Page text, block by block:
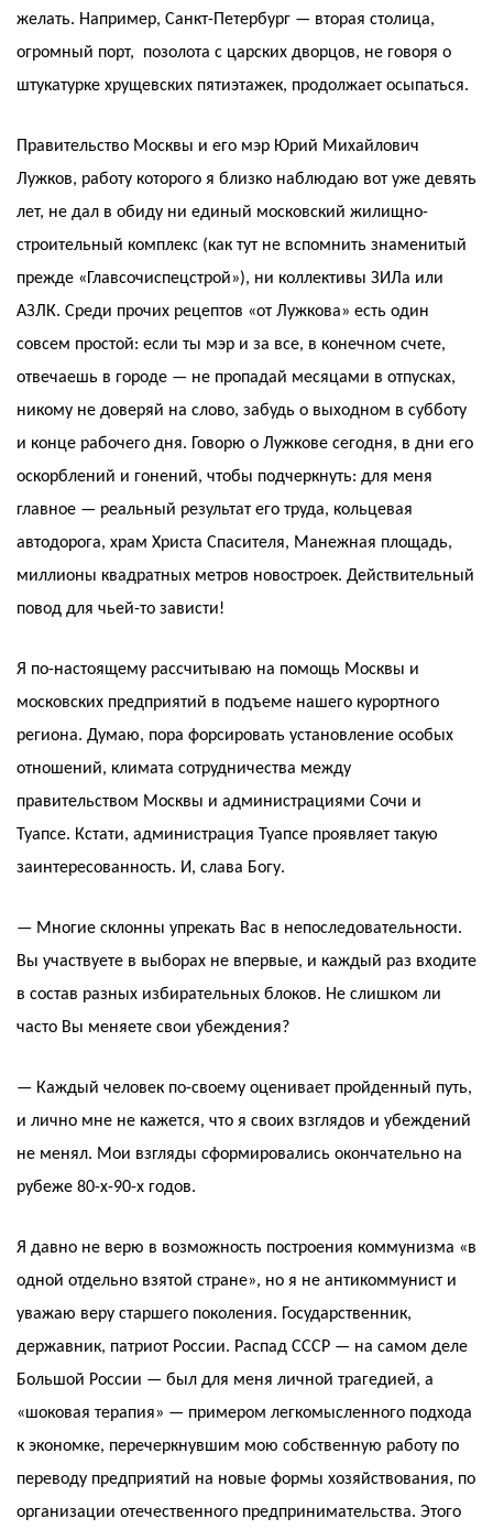
желать. Например, Санкт-Петербург — вторая столица,
огромный порт, позолота с царских дворцов, не говоря о
штукатурке хрущевских пятиэтажек, продолжает осыпаться.
Правительство Москвы и его мэр Юрий Михайлович
Лужков, работу которого я близко наблюдаю вот уже девять
лет, не дал в обиду ни единый московский жилищно-
строительный комплекс (как тут не вспомнить знаменитый
прежде «Главсочиспецстрой»), ни коллективы ЗИЛа или
АЗЛК. Среди прочих рецептов «от Лужкова» есть один
совсем простой: если ты мэр и за все, в конечном счете,
отвечаешь в городе — не пропадай месяцами в отпусках,
никому не доверяй на слово, забудь о выходном в субботу
и конце рабочего дня. Говорю о Лужкове сегодня, в дни его
оскорблений и гонений, чтобы подчеркнуть: для меня
главное — реальный результат его труда, кольцевая
автодорога, храм Христа Спасителя, Манежная площадь,
миллионы квадратных метров новостроек. Действительный
повод для чьей-то зависти!
Я по-настоящему рассчитываю на помощь Москвы и
московских предприятий в подъеме нашего курортного
региона. Думаю, пора форсировать установление особых
отношений, климата сотрудничества между
правительством Москвы и администрациями Сочи и
Туапсе. Кстати, администрация Туапсе проявляет такую
заинтересованность. И, слава Богу.
— Многие склонны упрекать Вас в непоследовательности.
Вы участвуете в выборах не впервые, и каждый раз входите
в состав разных избирательных блоков. Не слишком ли
часто Вы меняете свои убеждения?
— Каждый человек по-своему оценивает пройденный путь,
и лично мне не кажется, что я своих взглядов и убеждений
не менял. Мои взгляды сформировались окончательно на
рубеже 80-х-90-х годов.
Я давно не верю в возможность построения коммунизма «в
одной отдельно взятой стране», но я не антикоммунист и
уважаю веру старшего поколения. Государственник,
державник, патриот России. Распад СССР — на самом деле
Большой России — был для меня личной трагедией, а
«шоковая терапия» — примером легкомысленного подхода
к экономке, перечеркнувшим мою собственную работу по
переводу предприятий на новые формы хозяйствования, по
организации отечественного предпринимательства. Этого